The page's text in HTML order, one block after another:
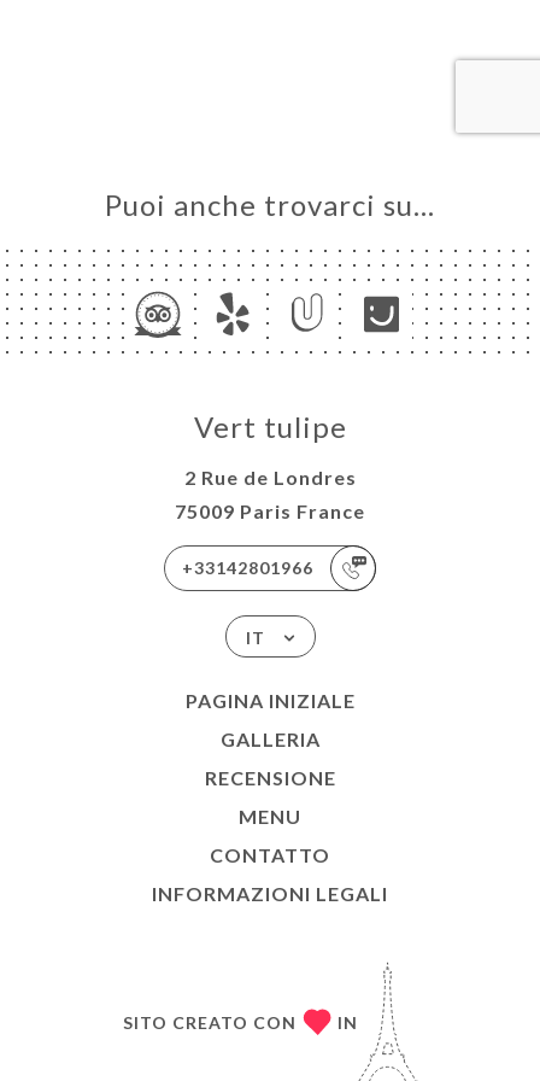
Puoi anche trovarci su…
Vert tulipe
2 Rue de Londres
75009 Paris France
+33142801966
IT
PAGINA INIZIALE
GALLERIA
RECENSIONE
MENU
CONTATTO
INFORMAZIONI LEGALI
SITO CREATO CON IN